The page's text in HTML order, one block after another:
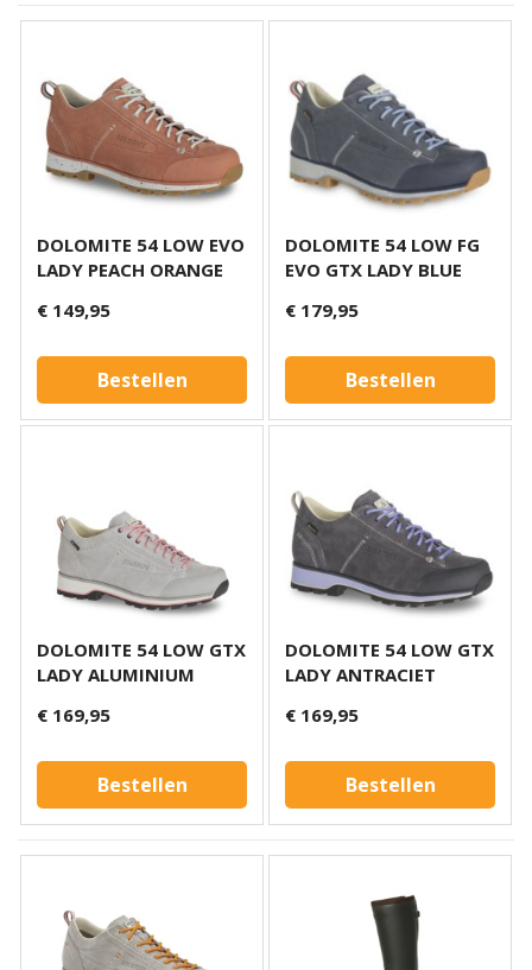
DOLOMITE 54 LOW EVO
LADY PEACH ORANGE
€ 149,95
Bestellen
DOLOMITE 54 LOW FG
EVO GTX LADY BLUE
€ 179,95
Bestellen
DOLOMITE 54 LOW GTX
LADY ALUMINIUM
€ 169,95
Bestellen
DOLOMITE 54 LOW GTX
LADY ANTRACIET
€ 169,95
Bestellen